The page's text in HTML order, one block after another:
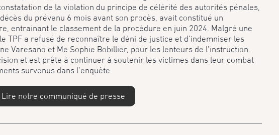
de la violation du principe de célérité des autorités pénales,
du prévenu 6 mois avant son procès, avait constitué un
entrainant le classement de la procédure en juin 2024. Malgré une
TPF a refusé de reconnaître le déni de justice et d’indemniser les
Varesano et Me Sophie Bobillier, pour les lenteurs de l’instruction.
et est prête à continuer à soutenir les victimes dans leur combat
survenus dans l’enquête.
Lire notre communiqué de presse